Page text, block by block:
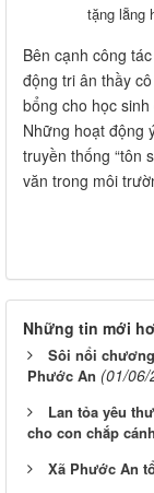
tặng lẵng
Bên cạnh công
động tri ân thầy
bổng cho học
Những hoạt động
truyền thống “tôn
văn trong môi
Những tin mới
Sôi nổi
Phước An (01/06/
Lan tỏa yêu
cho con chắp
Xã Phước An